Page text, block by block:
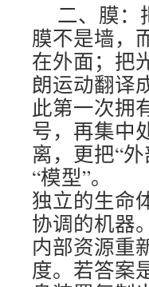
二、膜：
膜不是墙，
在外面；把
朗运动翻译
此第一次拥
号，再集中
离，更把“
“模型”。
独立的生命
协调的机器
内部资源重
度。若答案